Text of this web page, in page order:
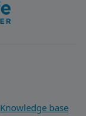
Knowledge base